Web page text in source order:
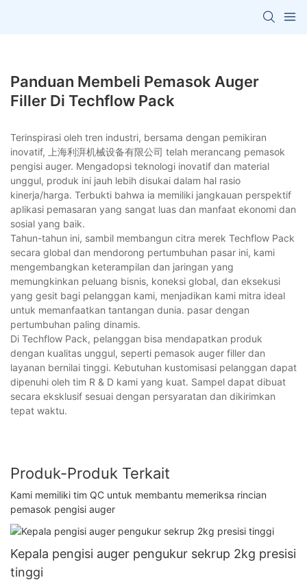
Panduan Membeli Pemasok Auger
Filler Di Techflow Pack
Terinspirasi oleh tren industri, bersama dengan pemikiran
inovatif, 上海利湃机械设备有限公司 telah merancang pemasok
pengisi auger. Mengadopsi teknologi inovatif dan material
unggul, produk ini jauh lebih disukai dalam hal rasio
kinerja/harga. Terbukti bahwa ia memiliki jangkauan perspektif
aplikasi pemasaran yang sangat luas dan manfaat ekonomi dan
sosial yang baik.
Tahun-tahun ini, sambil membangun citra merek Techflow Pack
secara global dan mendorong pertumbuhan pasar ini, kami
mengembangkan keterampilan dan jaringan yang
memungkinkan peluang bisnis, koneksi global, dan eksekusi
yang gesit bagi pelanggan kami, menjadikan kami mitra ideal
untuk memanfaatkan tantangan dunia. pasar dengan
pertumbuhan paling dinamis.
Di Techflow Pack, pelanggan bisa mendapatkan produk
dengan kualitas unggul, seperti pemasok auger filler dan
layanan bernilai tinggi. Kebutuhan kustomisasi pelanggan dapat
dipenuhi oleh tim R & D kami yang kuat. Sampel dapat dibuat
secara eksklusif sesuai dengan persyaratan dan dikirimkan
tepat waktu.
Produk-Produk Terkait
Kami memiliki tim QC untuk membantu memeriksa rincian
pemasok pengisi auger
Kepala pengisi auger pengukur sekrup 2kg presisi
tinggi